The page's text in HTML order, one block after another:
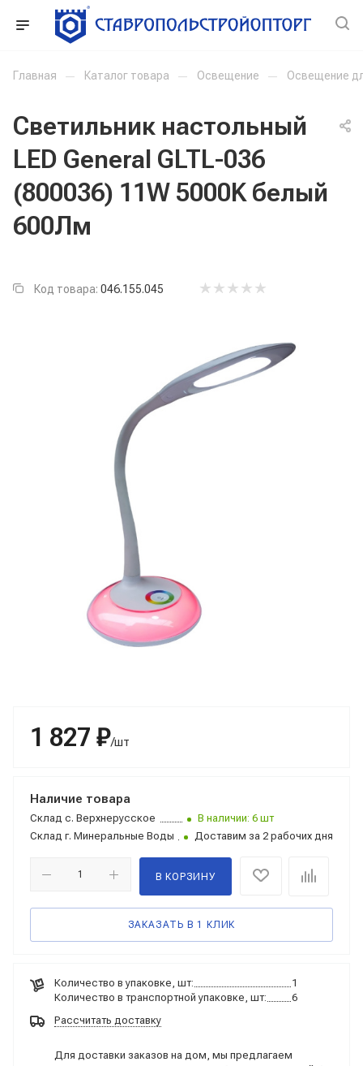
Главная — Каталог товара — Освещение — Освещение
Светильник настольный
LED General GLTL-036
(800036) 11W 5000K белый
600Лм
Код товара: 046.155.045
1 827 ₽/шт
Наличие товара
Склад с. Верхнерусское
В наличии: 6 шт
Склад г. Минеральные Воды Доставим за 2 рабочих дня
В КОРЗИНУ
ЗАКАЗАТЬ В 1 КЛИК
Количество в упаковке, шт:
1
Количество в транспортной упаковке, шт:
6
Рассчитать доставку
Для доставки заказов на дом, мы предлагаем